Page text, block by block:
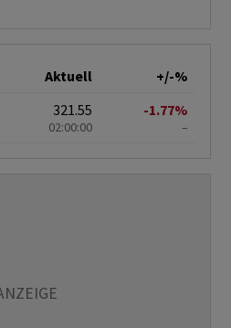
Aktuell
+/-%
321.55
02:00:00
-1.77%
–